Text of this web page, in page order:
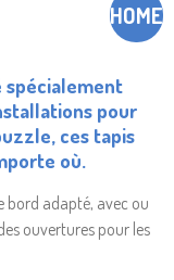
HOME
spécialement
pour
ces tapis
où.
bord adapté, avec ou
ouvertures pour les